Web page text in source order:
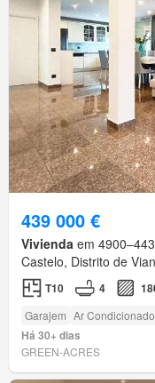
439 000 €
Vivienda em
Castelo, Distrito de
T10 4
Garajem Ar Condicionado
Há 30+ dias
GREEN-ACRES